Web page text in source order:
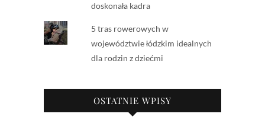
doskonała kadra
5 tras rowerowych w
województwie łódzkim idealnych
dla rodzin z dziećmi
OSTATNIE WPISY